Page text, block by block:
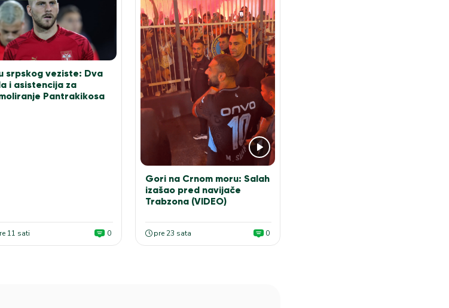
srpskog veziste: Dva
i asistencija za
Pantrakikosa
11 sati 0
Gori na Crnom moru: Salah
izašao pred navijače
Trabzona (VIDEO)
pre 23 sata 0